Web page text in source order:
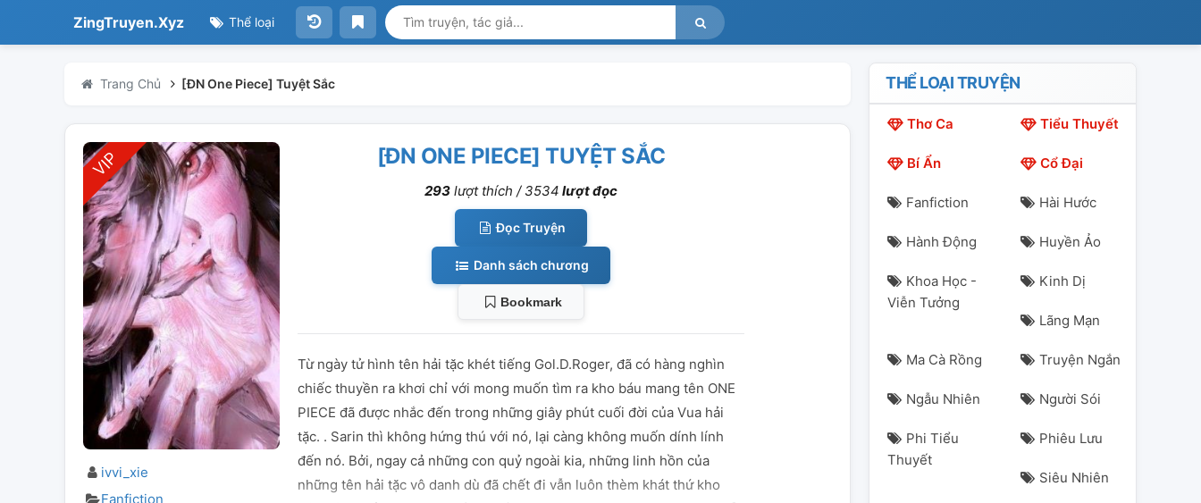
ZingTruyen.Xyz Thể loại
Trang Chủ [ĐN One Piece] Tuyệt Sắc
ivvi_xie
Fanfiction
[ĐN ONE PIECE] TUYỆT SẮC
293 lượt thích / 3534 lượt đọc
Đọc Truyện
Danh sách chương
Bookmark
Từ ngày tử hình tên hải tặc khét tiếng Gol.D.Roger, đã có hàng nghìn
chiếc thuyền ra khơi chỉ với mong muốn tìm ra kho báu mang tên ONE
PIECE đã được nhắc đến trong những giây phút cuối đời của Vua hải
tặc. . Sarin thì không hứng thú với nó, lại càng không muốn dính lính
đến nó. Bởi, ngay cả những con quỷ ngoài kia, những linh hồn của
những tên hải tặc vô danh dù đã chết đi vẫn luôn thèm khát thứ kho
THỂ LOẠI TRUYỆN
Thơ Ca Tiểu Thuyết
Bí Ẩn Cổ Đại
Fanfiction Hài Hước
Hành Động Huyền Ảo
Khoa Học -
Viễn Tưởng
Kinh Dị
Lãng Mạn
Ma Cà Rồng Truyện Ngắn
Ngẫu Nhiên Người Sói
Phi Tiểu
Thuyết
Phiêu Lưu
Siêu Nhiên